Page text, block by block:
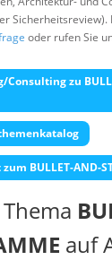
Sicherheitsreview).
oder rufen Sie
zu
BULLET-AND-
auf